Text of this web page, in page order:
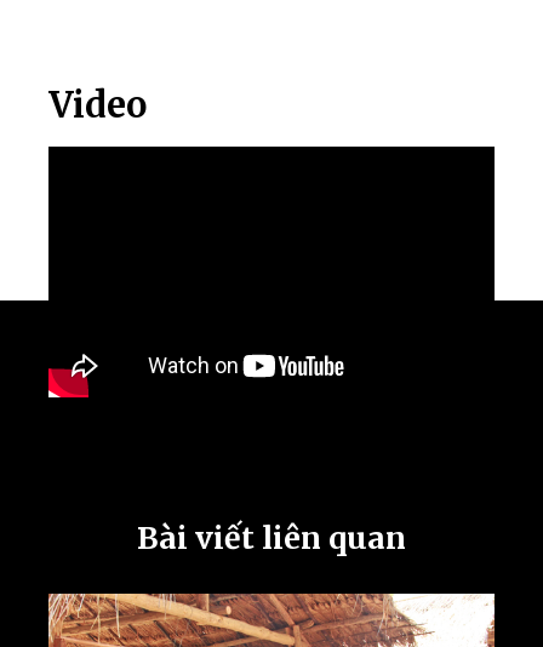
Video
Bài viết liên quan